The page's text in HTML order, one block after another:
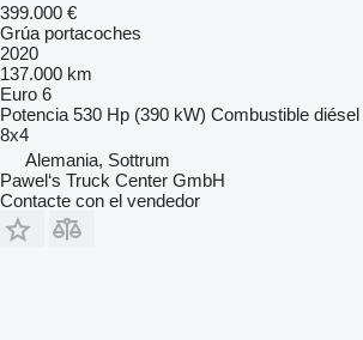
399.000 €
Grúa portacoches
2020
137.000 km
Euro 6
Potencia 530 Hp (390 kW) Combustible diésel
8x4
Alemania, Sottrum
Pawel‘s Truck Center GmbH
Contacte con el vendedor